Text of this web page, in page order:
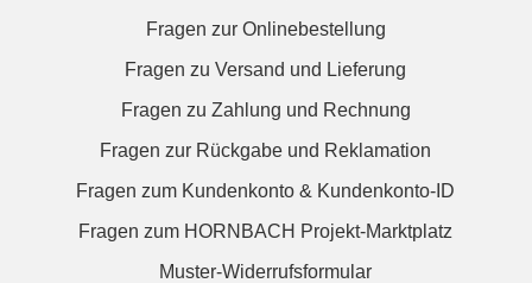
Fragen zur Onlinebestellung
Fragen zu Versand und Lieferung
Fragen zu Zahlung und Rechnung
Fragen zur Rückgabe und Reklamation
Fragen zum Kundenkonto & Kundenkonto-ID
Fragen zum HORNBACH Projekt-Marktplatz
Muster-Widerrufsformular